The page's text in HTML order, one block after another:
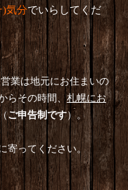
)気分でいらしてくだ
業は地元にお住まいの
らその時間、札幌にお
ご申告制です）。
寄ってください。